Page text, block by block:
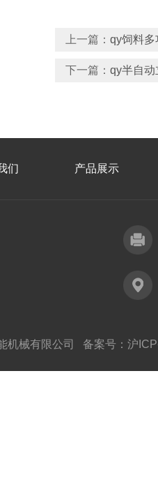
上一篇： qy饲料
下一篇： qy半自动
们 产品展示
机械有限公司 备案号： 沪